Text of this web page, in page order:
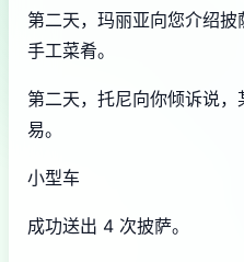
第二天，玛丽亚向您介绍
手工菜肴。
第二天，托尼向你倾诉说
易。
小型车
成功送出 4 次披萨。